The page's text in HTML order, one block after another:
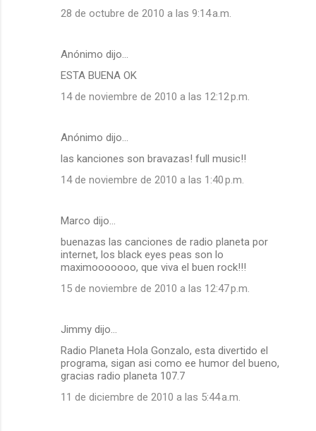
28 de octubre de 2010 a las 9:14 a.m.
Anónimo dijo…
ESTA BUENA OK
14 de noviembre de 2010 a las 12:12 p.m.
Anónimo dijo…
las kanciones son bravazas! full music!!
14 de noviembre de 2010 a las 1:40 p.m.
Marco dijo…
buenazas las canciones de radio planeta por
internet, los black eyes peas son lo
maximooooooo, que viva el buen rock!!!
15 de noviembre de 2010 a las 12:47 p.m.
Jimmy dijo…
Radio Planeta Hola Gonzalo, esta divertido el
programa, sigan asi como ee humor del bueno,
gracias radio planeta 107.7
11 de diciembre de 2010 a las 5:44 a.m.